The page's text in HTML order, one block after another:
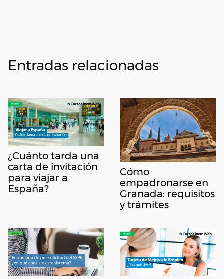
Entradas relacionadas
¿Cuánto tarda una
carta de invitación
para viajar a
España?
Cómo
empadronarse en
Granada: requisitos
y trámites